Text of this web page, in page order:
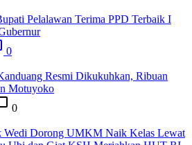
Pelalawan Terima PPD Terbaik I
0
Resmi Dikukuhkan, Ribuan
Motuyoko
0
Wedi Dorong UMKM Naik Kelas Lewat